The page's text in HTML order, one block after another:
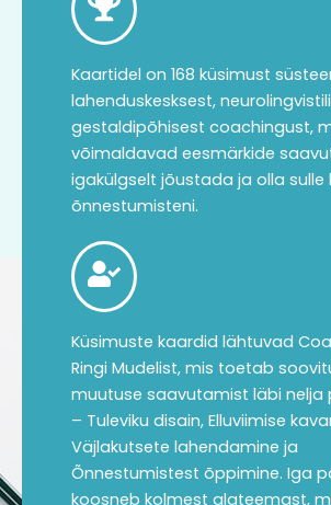
Kaartidel on 168 küsimust
lahenduskesksest,
gestaldipõhisest coachingust,
võimaldavad eesmärkide
igakülgselt jõustada ja olla sulle
õnnestumisteni.
Küsimuste kaardid lähtuvad
Ringi Mudelist, mis toetab
muutuse saavutamist läbi nelja
– Tuleviku disain, Elluviimise
Väjlakutsete lahendamine ja
Õnnestumistest õppimine. Iga
koosneb kolmest alateemast,